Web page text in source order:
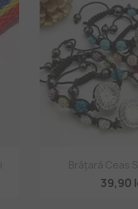

Brățară Ceas
39,90